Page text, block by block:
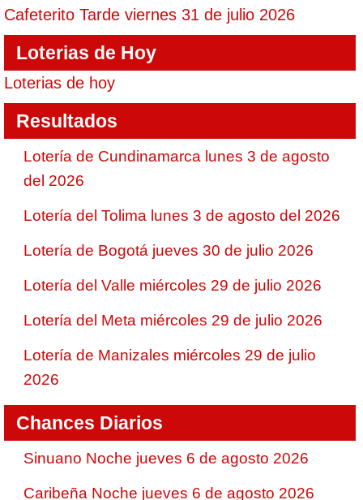
Cafeterito Tarde viernes 31 de julio 2026
Loterias de Hoy
Loterias de hoy
Resultados
Lotería de Cundinamarca lunes 3 de agosto
del 2026
Lotería del Tolima lunes 3 de agosto del 2026
Lotería de Bogotá jueves 30 de julio 2026
Lotería del Valle miércoles 29 de julio 2026
Lotería del Meta miércoles 29 de julio 2026
Lotería de Manizales miércoles 29 de julio
2026
Chances Diarios
Sinuano Noche jueves 6 de agosto 2026
Caribeña Noche jueves 6 de agosto 2026